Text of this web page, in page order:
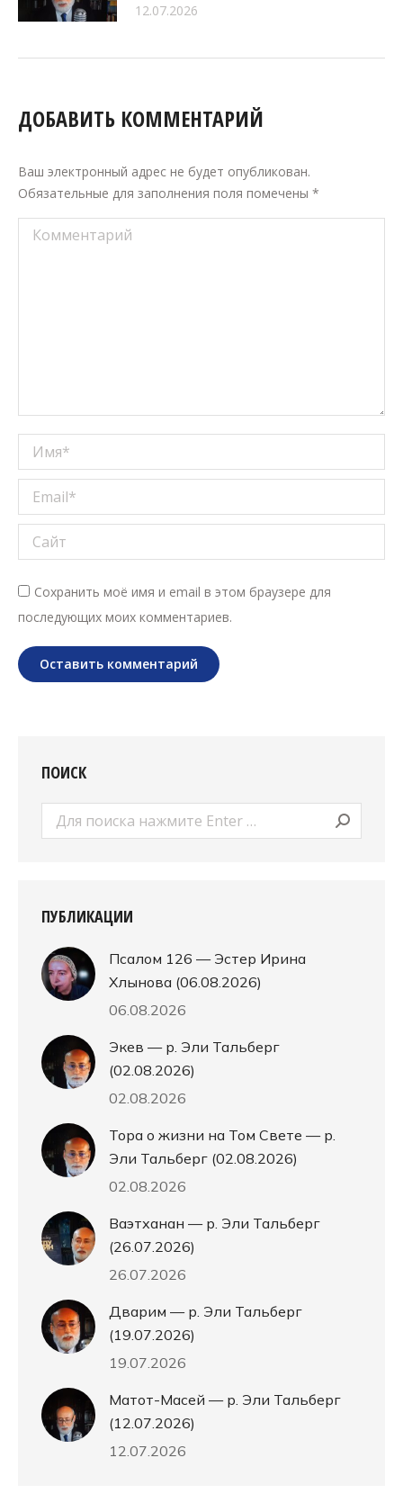
12.07.2026
ДОБАВИТЬ КОММЕНТАРИЙ
Ваш электронный адрес не будет опубликован.
Обязательные для заполнения поля помечены *
Комментарий
Имя *
Email *
Сайт
Сохранить моё имя и email в этом браузере для
последующих моих комментариев.
Оставить комментарий
ПОИСК
Поиск:
ПУБЛИКАЦИИ
Псалом 126 — Эстер Ирина
Хлынова (06.08.2026)
06.08.2026
Экев — р. Эли Тальберг
(02.08.2026)
02.08.2026
Тора о жизни на Том Свете — р.
Эли Тальберг (02.08.2026)
02.08.2026
Ваэтханан — р. Эли Тальберг
(26.07.2026)
26.07.2026
Дварим — р. Эли Тальберг
(19.07.2026)
19.07.2026
Матот-Масей — р. Эли Тальберг
(12.07.2026)
12.07.2026